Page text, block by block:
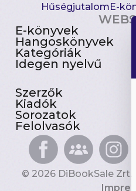
HűségjutalomE-
E-könyvek
Hangoskönyvek
Kategóriák
Idegen nyelvű
Szerzők
Kiadók
Sorozatok
Felolvasók
© 2026 DiBookSale